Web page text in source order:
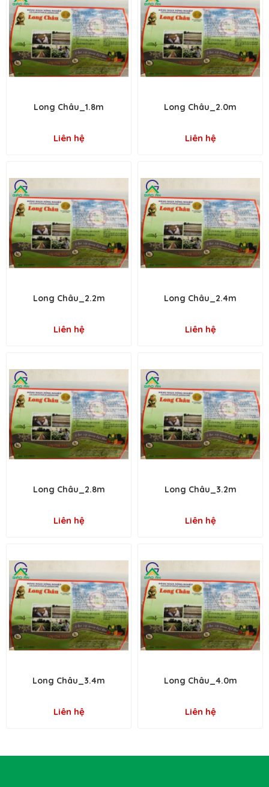
Long Châu_1.8m
Liên hệ
Long Châu_2.0m
Liên hệ
Long Châu_2.2m
Liên hệ
Long Châu_2.4m
Liên hệ
Long Châu_2.8m
Liên hệ
Long Châu_3.2m
Liên hệ
Long Châu_3.4m
Liên hệ
Long Châu_4.0m
Liên hệ